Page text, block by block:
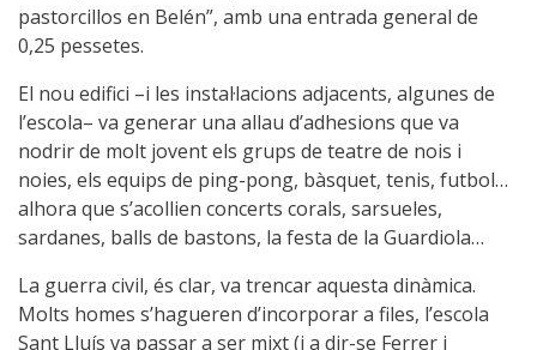
pastorcillos en Belén”, amb una entrada general de
0,25 pessetes.
El nou edifici –i les instal·lacions adjacents, algunes de
l’escola– va generar una allau d’adhesions que va
nodrir de molt jovent els grups de teatre de nois i
noies, els equips de ping-pong, bàsquet, tenis, futbol…
alhora que s’acollien concerts corals, sarsueles,
sardanes, balls de bastons, la festa de la Guardiola…
La guerra civil, és clar, va trencar aquesta dinàmica.
Molts homes s’hagueren d’incorporar a files, l’escola
Sant Lluís va passar a ser mixt (i a dir-se Ferrer i